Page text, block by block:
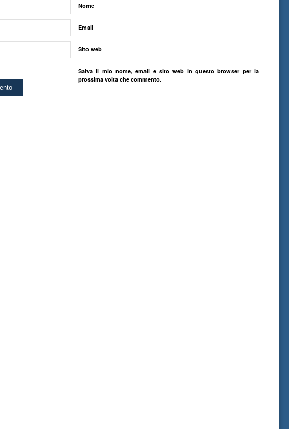
Nome
Email
Sito web
Salva il mio nome, email e sito web in questo browser per la
prossima volta che commento.